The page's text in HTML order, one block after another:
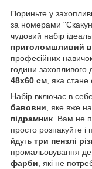
Пориньте у
за номерами
чудовий набір
приголомшливий
професійних
години захопливого
48x60 см, яка
Набір включає в
бавовни, яке вже
підрамник. Вам не
просто розпакуйте
йдуть три пензлі
промальовування
фарби, які не